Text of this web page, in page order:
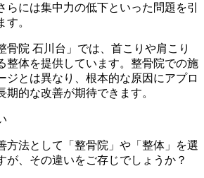
らには集中力の低下といった問題を引
す。
骨院 石川台」では、首こりや肩こり
整体を提供しています。整骨院での施
ジとは異なり、根本的な原因にアプロ
期的な改善が期待できます。
方法として「整骨院」や「整体」を選
が、その違いをご存じでしょうか？